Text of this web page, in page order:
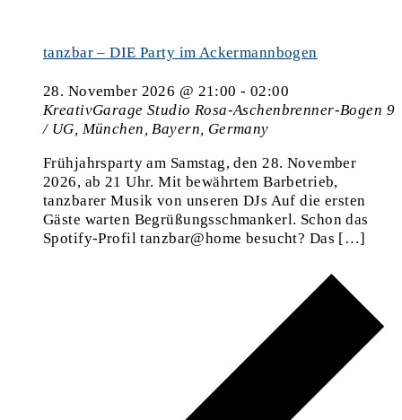
tanzbar – DIE Party im Ackermannbogen
28. November 2026 @ 21:00 - 02:00
KreativGarage Studio Rosa-Aschenbrenner-Bogen 9
/ UG, München, Bayern, Germany
Frühjahrsparty am Samstag, den 28. November
2026, ab 21 Uhr. Mit bewährtem Barbetrieb,
tanzbarer Musik von unseren DJs Auf die ersten
Gäste warten Begrüßungsschmankerl. Schon das
Spotify-Profil tanzbar@home besucht? Das […]